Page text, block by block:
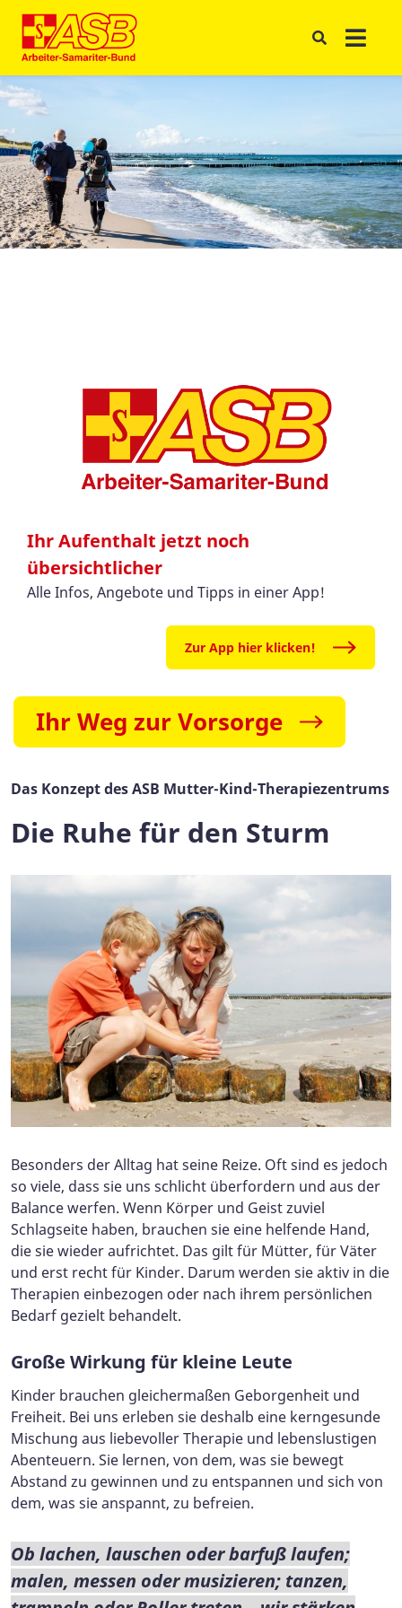
Ihr Aufenthalt jetzt noch
übersichtlicher
Alle Infos, Angebote und Tipps in einer App!
Zur App hier klicken!
Ihr Weg zur Vorsorge
Das Konzept des ASB Mutter-Kind-Therapiezentrums
Die Ruhe für den Sturm
Besonders der Alltag hat seine Reize. Oft sind es jedoch
so viele, dass sie uns schlicht überfordern und aus der
Balance werfen. Wenn Körper und Geist zuviel
Schlagseite haben, brauchen sie eine helfende Hand,
die sie wieder aufrichtet. Das gilt für Mütter, für Väter
und erst recht für Kinder. Darum werden sie aktiv in die
Therapien einbezogen oder nach ihrem persönlichen
Bedarf gezielt behandelt.
Große Wirkung für kleine Leute
Kinder brauchen gleichermaßen Geborgenheit und
Freiheit. Bei uns erleben sie deshalb eine kerngesunde
Mischung aus liebevoller Therapie und lebenslustigen
Abenteuern. Sie lernen, von dem, was sie bewegt
Abstand zu gewinnen und zu entspannen und sich von
dem, was sie anspannt, zu befreien.
Ob lachen, lauschen oder barfuß laufen;
malen, messen oder musizieren; tanzen,